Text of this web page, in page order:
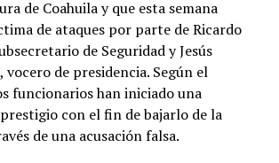
de Coahuila y que esta semana
de ataques por parte de Ricardo
de Seguridad y Jesús
vocero de presidencia. Según el
funcionarios han iniciado una
con el fin de bajarlo de la
de una acusación falsa.